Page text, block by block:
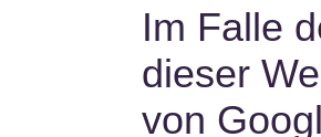
Im Falle
dieser
von